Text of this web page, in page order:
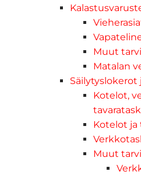
Muut
Matalan
Kotelot,
Kotelot ja
Muut